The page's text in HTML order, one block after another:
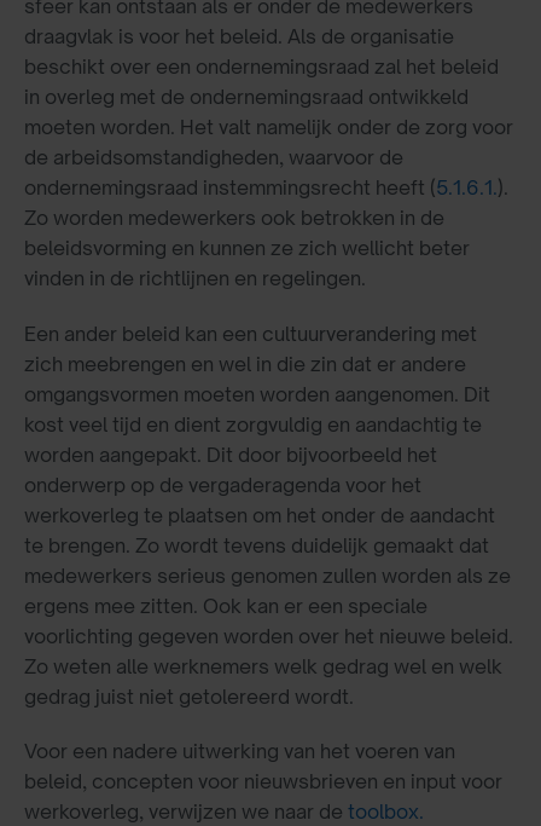
sfeer kan ontstaan als er onder de medewerkers
draagvlak is voor het beleid. Als de organisatie
beschikt over een ondernemingsraad zal het beleid
in overleg met de ondernemingsraad ontwikkeld
moeten worden. Het valt namelijk onder de zorg voor
de arbeidsomstandigheden, waarvoor de
ondernemingsraad instemmingsrecht heeft (5.1.6.1.).
Zo worden medewerkers ook betrokken in de
beleidsvorming en kunnen ze zich wellicht beter
vinden in de richtlijnen en regelingen.
Een ander beleid kan een cultuurverandering met
zich meebrengen en wel in die zin dat er andere
omgangsvormen moeten worden aangenomen. Dit
kost veel tijd en dient zorgvuldig en aandachtig te
worden aangepakt. Dit door bijvoorbeeld het
onderwerp op de vergaderagenda voor het
werkoverleg te plaatsen om het onder de aandacht
te brengen. Zo wordt tevens duidelijk gemaakt dat
medewerkers serieus genomen zullen worden als ze
ergens mee zitten. Ook kan er een speciale
voorlichting gegeven worden over het nieuwe beleid.
Zo weten alle werknemers welk gedrag wel en welk
gedrag juist niet getolereerd wordt.
Voor een nadere uitwerking van het voeren van
beleid, concepten voor nieuwsbrieven en input voor
werkoverleg, verwijzen we naar de toolbox.